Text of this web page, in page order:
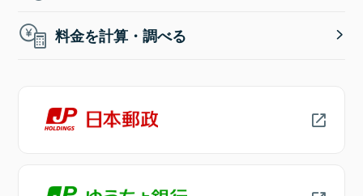
料金を計算・調べる